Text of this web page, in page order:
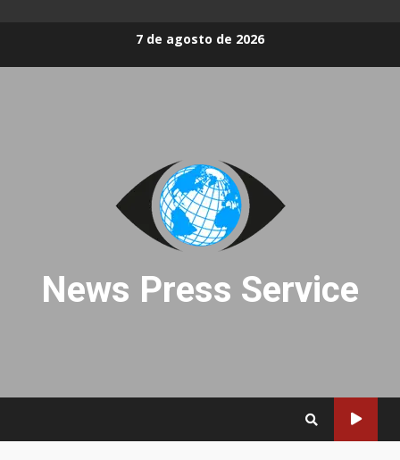
7 de agosto de 2026
News Press Service